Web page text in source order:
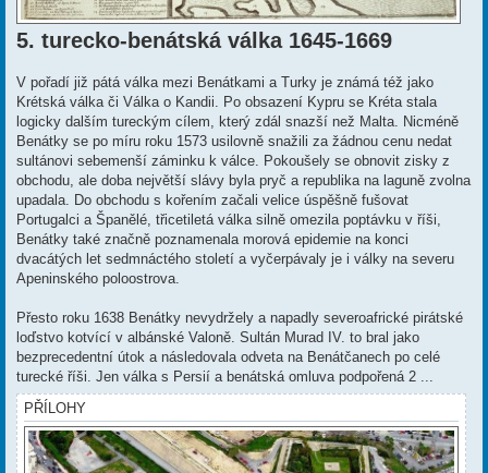
5. turecko-benátská válka 1645-1669
V pořadí již pátá válka mezi Benátkami a Turky je známá též jako
Krétská válka či Válka o Kandii. Po obsazení Kypru se Kréta stala
logicky dalším tureckým cílem, který zdál snazší než Malta. Nicméně
Benátky se po míru roku 1573 usilovně snažili za žádnou cenu nedat
sultánovi sebemenší záminku k válce. Pokoušely se obnovit zisky z
obchodu, ale doba největší slávy byla pryč a republika na laguně zvolna
upadala. Do obchodu s kořením začali velice úspěšně fušovat
Portugalci a Španělé, třicetiletá válka silně omezila poptávku v říši,
Benátky také značně poznamenala morová epidemie na konci
dvacátých let sedmnáctého století a vyčerpávaly je i války na severu
Apeninského poloostrova.
Přesto roku 1638 Benátky nevydržely a napadly severoafrické pirátské
loďstvo kotvící v albánské Valoně. Sultán Murad IV. to bral jako
bezprecedentní útok a následovala odveta na Benátčanech po celé
turecké říši. Jen válka s Persií a benátská omluva podpořená 2 ...
PŘÍLOHY